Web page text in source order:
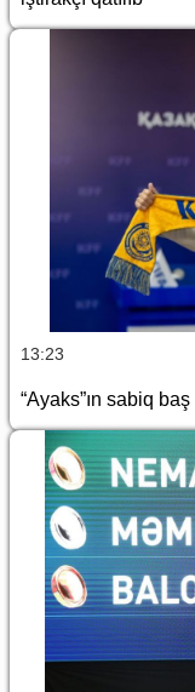
13:23
“Ayaks”ın sabiq